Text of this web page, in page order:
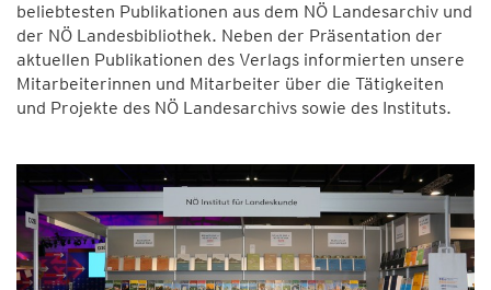
beliebtesten Publikationen aus dem NÖ Landesarchiv und
der NÖ Landesbibliothek. Neben der Präsentation der
aktuellen Publikationen des Verlags informierten unsere
Mitarbeiterinnen und Mitarbeiter über die Tätigkeiten
und Projekte des NÖ Landesarchivs sowie des Instituts.